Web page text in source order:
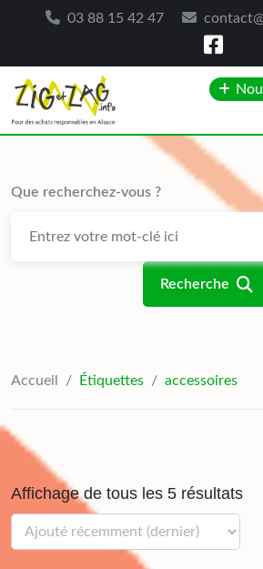
03 88 15 42 47
content
Que recherchez-vous ?
Recherche
Accueil / Étiquettes / accessoires
Affichage de tous les 5 résultats